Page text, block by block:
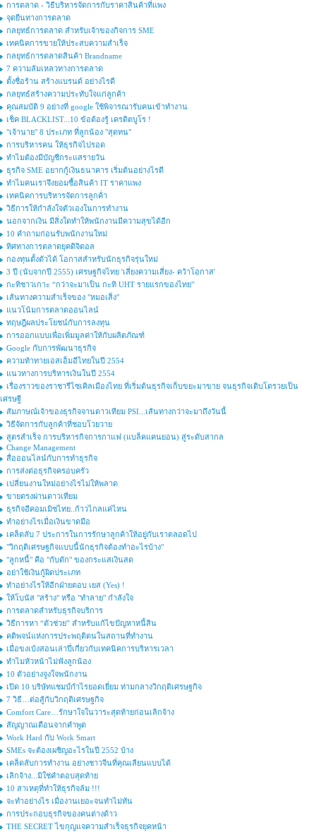
การตลาด - วิธีบริหารจัดการกับราคาสินค้าที่แพง
จุดยืนทางการตลาด
กลยุทธ์การตลาด สำหรับเจ้าของกิจการ SME
เทคนิคการขายให้ประสบความสำเร็จ
กลยุทธ์การตลาดสินค้า Brandname
7 ความล้มเหลวทางการตลาด
ตั้งชื่อร้าน สร้างแบรนด์ อย่างไรดี
กลยุทธ์สร้างความประทับใจแก่ลูกค้า
คุณสมบัติ 9 อย่างที่ google ใช้พิจารณารับคนเข้าทำงาน
เช็ค BLACKLIST...10 ข้อต้องรู้ เครดิตบูโร !
"เจ้านาย" 8 ประเภท ที่ลูกน้อง "สุดทน"
การบริหารคน ให้ธุรกิจไปรอด
ทำไมต้องมีบัญชีกระแสรายวัน
ธุรกิจ SME อยากกู้เงินธนาคาร เริ่มต้นอย่างไรดี
ทำไมคนเราจึงยอมซื้อสินค้า IT ราคาแพง
เทคนิคการบริหารจัดการลูกค้่า
วิธีการให้กำลังใจตัวเองในการทำงาน
นอกจากเงิน มีสิ่งใดทำให้พนักงานมีความสุขได้อีก
10 คำถามก่อนรับพนักงานใหม่
ทิศทางการตลาดยุคดิจิตอล
กองทุนตั้งตัวได้ โอกาสสำหรับนักธุรกิจรุ่นใหม่
3 ปี (นับจากปี 2555) เศรษฐกิจไทย 'เลี่ยงความเสี่ยง- คว้าโอกาส'
กะทิชาวเกาะ “กว่าจะมาเป็น กะทิ UHT รายแรกของไทย”
เส้นทางความสำเร็จของ "หมอเส็ง"
แนวโน้มการตลาดออนไลน์
ทฤษฎีผลประโยชน์กับการลงทุน
การออกแบบเพื่อเพิ่มมูลค่าให้กับผลิตภัณฑ์
Google กับการพัฒนาธุรกิจ
ความท้าทายเอสเอ็มอีไทยในปี 2554
แนวทางการบริหารเงินในปี 2554
เรื่องราวของราชารีไซเคิลเมืองไทย ที่เริ่มต้นธุรกิจเก็บขยะมาขาย จนธุรกิจเติบโตรวยเป็น
เศรษฐี
สัมภาษณ์เจ้าของธุรกิจจานดาวเทียม PSI...เส้นทางกว่าจะมาถึงวันนี้
วิธีจัดการกับลูกค้าที่ชอบโวยวาย
สูตรสำเร็จ การบริหารกิจการกาแฟ (แบล็คแคนยอน) สู่ระดับสากล
Change Management
สื่อออนไลน์กับการทำธุรกิจ
การส่งต่อธุรกิจครอบครัว
เปลี่ยนงานใหม่อย่างไรไม่ให้พลาด
ขายตรงผ่านดาวเทียม
ธุรกิจอีคอมเมิซไทย..ก้าวไกลแค่ไหน
ทำอย่างไรเมื่อเงินขาดมือ
เคล็ดลับ 7 ประการในการรักษาลูกค้าให้อยู่กับเราตลอดไป
"วิกฤติเศรษฐกิจแบบนี้นักธุรกิจต้องทำอะไรบ้าง"
"ลูกหนี้" คือ "กับดัก" ของกระแสเงินสด
อย่าใช้เงินกู้ผิดประเภท
ทำอย่างไรให้อีกฝ่ายตอบ เยส (Yes) !
ให้โบนัส "สร้าง" หรือ "ทำลาย" กำลังใจ
การตลาดสำหรับธุรกิจบริการ
วิธีการหา “ตัวช่วย” สำหรับแก้ไขปัญหาหนี้สิน
คติพจน์แห่งการประพฤติตนในสถานที่ทำงาน
เมื่อขงเบ้งสอนเล่าปี่เกี่ยวกับเทคนิคการบริหารเวลา
ทำไมหัวหน้าไม่ฟังลูกน้อง
10 ตัวอย่างจูงใจพนักงาน
เปิด 10 บริษัทแชมป์กำไรยอดเยี่ยม ท่ามกลางวิกฤติเศรษฐกิจ
7 วิธี…ต่อสู้กับวิกฤติเศรษฐกิจ
Comfort Care…รักษาใจในวาระสุดท้ายก่อนเลิกจ้าง
สัญญาณเตือนจากคำพูด
Work Hard กับ Work Smart
SMEs จะต้องเผชิญอะไรในปี 2552 บ้าง
เคล็ดลับการทำงาน อย่างชาวจีนที่คุณเลียนแบบได้
เลิกจ้าง...มิใช่คำตอบสุดท้าย
10 สาเหตุที่ทำให้ธุรกิจล้ม !!!
จะทำอย่างไร เมื่องานเยอะจนทำไม่ทัน
การประกอบธุรกิจของคนต่างด้าว
THE SECRET ไขกุญแจความสำเร็จธุรกิจยุคหน้า